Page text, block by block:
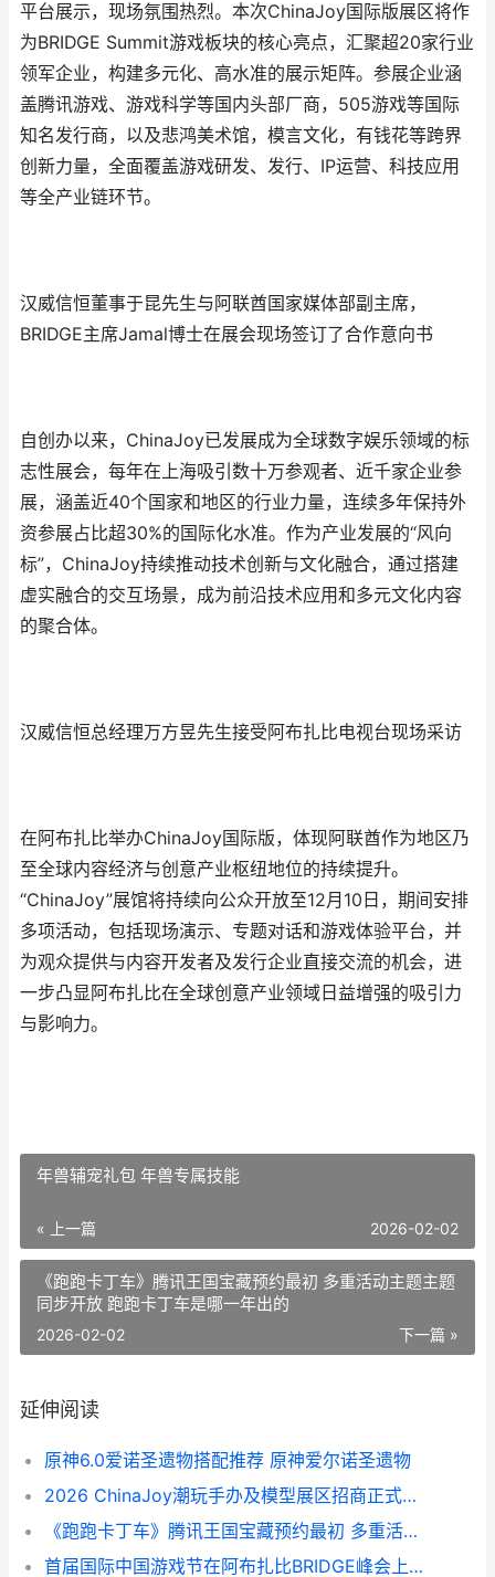
平台展示，现场氛围热烈。本次ChinaJoy国际版展区将作
为BRIDGE Summit游戏板块的核心亮点，汇聚超20家行业
领军企业，构建多元化、高水准的展示矩阵。参展企业涵
盖腾讯游戏、游戏科学等国内头部厂商，505游戏等国际
知名发行商，以及悲鸿美术馆，模言文化，有钱花等跨界
创新力量，全面覆盖游戏研发、发行、IP运营、科技应用
等全产业链环节。
汉威信恒董事于昆先生与阿联酋国家媒体部副主席，
BRIDGE主席Jamal博士在展会现场签订了合作意向书
自创办以来，ChinaJoy已发展成为全球数字娱乐领域的标
志性展会，每年在上海吸引数十万参观者、近千家企业参
展，涵盖近40个国家和地区的行业力量，连续多年保持外
资参展占比超30%的国际化水准。作为产业发展的“风向
标”，ChinaJoy持续推动技术创新与文化融合，通过搭建
虚实融合的交互场景，成为前沿技术应用和多元文化内容
的聚合体。
汉威信恒总经理万方昱先生接受阿布扎比电视台现场采访
在阿布扎比举办ChinaJoy国际版，体现阿联酋作为地区乃
至全球内容经济与创意产业枢纽地位的持续提升。
“ChinaJoy”展馆将持续向公众开放至12月10日，期间安排
多项活动，包括现场演示、专题对话和游戏体验平台，并
为观众提供与内容开发者及发行企业直接交流的机会，进
一步凸显阿布扎比在全球创意产业领域日益增强的吸引力
与影响力。
年兽辅宠礼包 年兽专属技能
« 上一篇 2026-02-02
《跑跑卡丁车》腾讯王国宝藏预约最初 多重活动主题主题
同步开放 跑跑卡丁车是哪一年出的
下一篇 »
2026-02-02
延伸阅读
原神6.0爱诺圣遗物搭配推荐 原神爱尔诺圣遗物
2026 ChinaJoy潮玩手办及模型展区招商正式启动 2021cts潮玩展
《跑跑卡丁车》腾讯王国宝藏预约最初 多重活动主题主题同步开放 跑跑卡丁车是哪一年出的
首届国际中国游戏节在阿布扎比BRIDGE峰会上拉开帷幕 第一届中国国际旅游研讨会